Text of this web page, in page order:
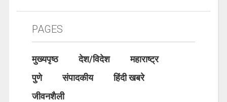
PAGES
मुख्यपृष्ठ देश/विदेश
महाराष्ट्र
पुणे
संपादकीय
हिंदी खबरे
जीवनशैली